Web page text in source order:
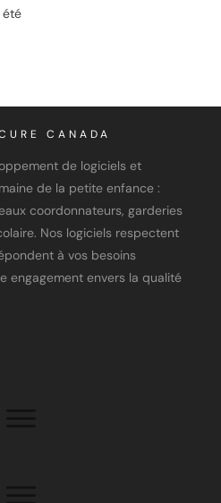
été
CANADA
de logiciels et
de la petite enfance :
coordonnateurs, garderies
Nos logiciels respectent
à vos besoins
engagement envers la qualité